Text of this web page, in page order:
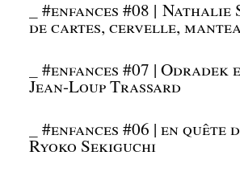
_#enfances #08 |
de cartes, cervelle,
_#enfances #07 | Odradek
Jean-Loup Trassard
_#enfances #06 | en quête
Ryoko Sekiguchi